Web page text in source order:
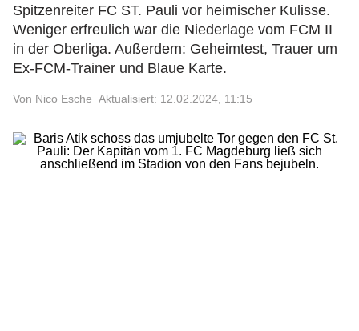
Spitzenreiter FC ST. Pauli vor heimischer Kulisse.
Weniger erfreulich war die Niederlage vom FCM II
in der Oberliga. Außerdem: Geheimtest, Trauer um
Ex-FCM-Trainer und Blaue Karte.
Von Nico Esche Aktualisiert: 12.02.2024, 11:15